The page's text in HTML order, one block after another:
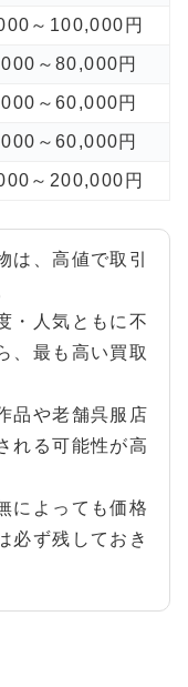
～100,000円
～80,000円
～60,000円
～60,000円
～200,000円
は、高値で取引
・人気ともに不
、最も高い買取
品や老舗呉服店
れる可能性が高
によっても価格
必ず残しておき